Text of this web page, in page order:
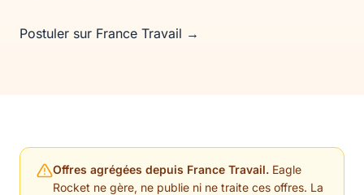
Postuler sur France Travail →
Offres agrégées depuis France Travail. Eagle
Rocket ne gère, ne publie ni ne traite ces offres. La